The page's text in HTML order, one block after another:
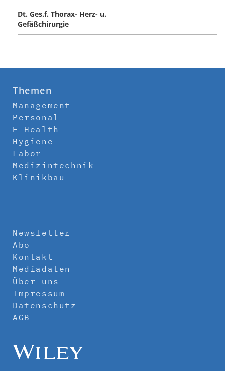
Dt. Ges.f. Thorax- Herz- u.
Gefäßchirurgie
Themen
Management
Personal
E-Health
Hygiene
Labor
Medizintechnik
Klinikbau
Newsletter
Abo
Kontakt
Mediadaten
Über uns
Impressum
Datenschutz
AGB